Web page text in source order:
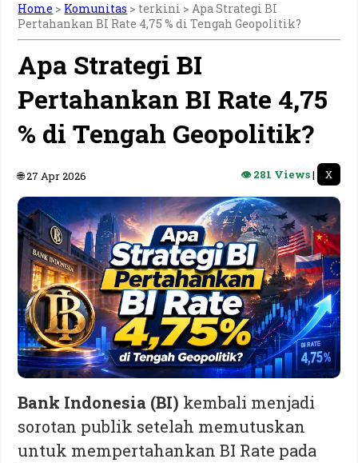
Home > Komunitas > terkini >Apa Strategi BI
Pertahankan BI Rate 4,75 % di Tengah Geopolitik?
Apa Strategi BI
Pertahankan BI Rate 4,75
% di Tengah Geopolitik?
🌐 27 Apr 2026 👁 281 Views| X
Bank Indonesia (BI) kembali menjadi
sorotan publik setelah memutuskan
untuk mempertahankan BI Rate pada